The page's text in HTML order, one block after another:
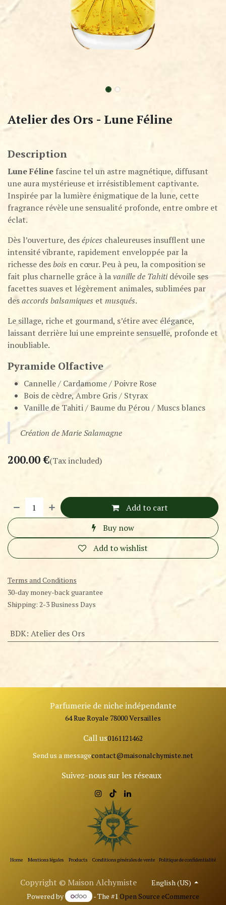
Atelier des Ors - Lune Féline
Description
Lune Féline fascine tel un astre magnétique, diffusant
une aura mystérieuse et irrésistiblement captivante.
Inspirée par la lumière énigmatique de la lune, cette
fragrance révèle une sensualité profonde, entre ombre et
éclat.
Dès l’ouverture, desépices chaleureuses insufflent une
intensité vibrante, rapidement enveloppée par la
richesse desbois en cœur. Peu à peu, la composition se
fait plus charnelle grâce à lavanille de Tahitidévoile ses
facettes suaves et légèrement animales, sublimées par
desaccords balsamiques et musqués.
Le sillage, riche et gourmand, s’étire avec élégance,
laissant derrière lui une empreinte sensuelle, profonde et
inoubliable.
Pyramide Olfactive
Cannelle / Cardamome / Poivre Rose
Bois de cèdre, Ambre Gris / Styrax
Vanille de Tahiti / Baume du Pérou / Muscs blancs
Création de Marie Salamagne
200.00€(Tax included)
Add to cart
Buy now
Add to wishlist
Terms and Conditions
30-day money-back guarantee
Shipping: 2-3 Business Days
BDK: Atelier des Ors
Parfumerie de niche indépendante
64 Rue Royale 78000 Versailles
Call us0161121462
Send us a messagecontact@maisonalchymiste.net
Suivez-nous sur les réseaux
Home Mentions légales Products Conditions générales de vente Politique de confidentialité
Copyright © Maison Alchymiste
English (US)
Powered by
- The #1Open Source eCommerce